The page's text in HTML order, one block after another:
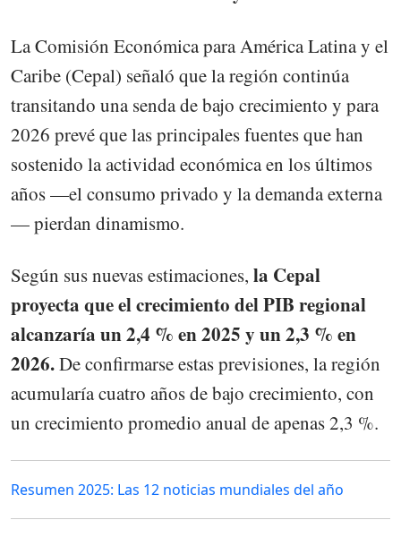
La Comisión Económica para América Latina y el
Caribe (Cepal) señaló que la región continúa
transitando una senda de bajo crecimiento y para
2026 prevé que las principales fuentes que han
sostenido la actividad económica en los últimos
años —el consumo privado y la demanda externa
— pierdan dinamismo.
Según sus nuevas estimaciones, la Cepal
proyecta que el crecimiento del PIB regional
alcanzaría un 2,4 % en 2025 y un 2,3 % en
2026.De confirmarse estas previsiones, la región
acumularía cuatro años de bajo crecimiento, con
un crecimiento promedio anual de apenas 2,3 %.
Resumen 2025: Las 12 noticias mundiales del año